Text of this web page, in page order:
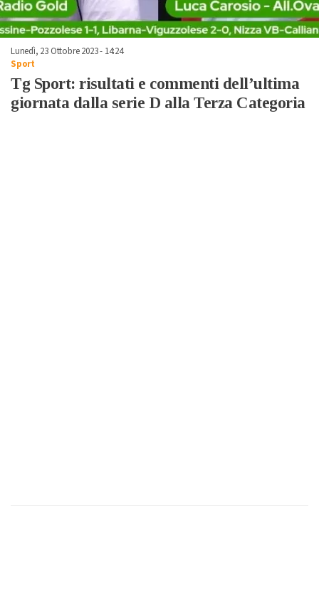
Lunedì, 23 Ottobre 2023 - 14:24
Sport
Tg Sport: risultati e commenti dell’ultima
giornata dalla serie D alla Terza Categoria